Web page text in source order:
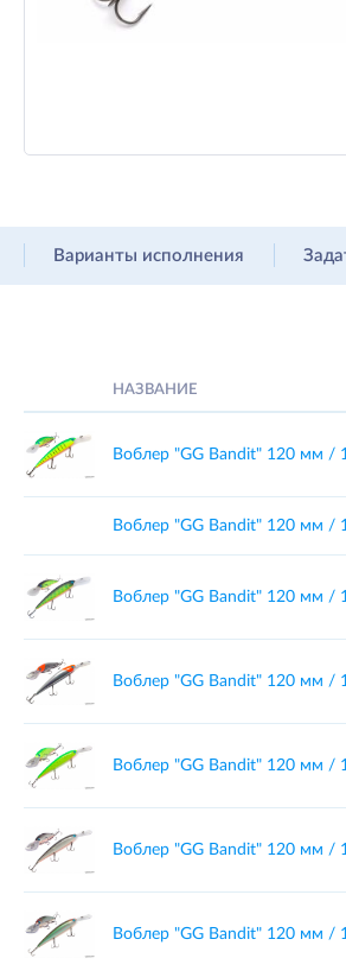
Варианты исполнения
НАЗВАНИЕ
Воблер "GG Bandit" 120 мм /
Воблер "GG Bandit" 120 мм /
Воблер "GG Bandit" 120 мм /
Воблер "GG Bandit" 120 мм /
Воблер "GG Bandit" 120 мм /
Воблер "GG Bandit" 120 мм /
Воблер "GG Bandit" 120 мм /